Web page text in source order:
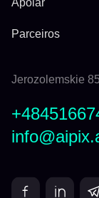
Apoiar
Parceiros
Jerozolemskie